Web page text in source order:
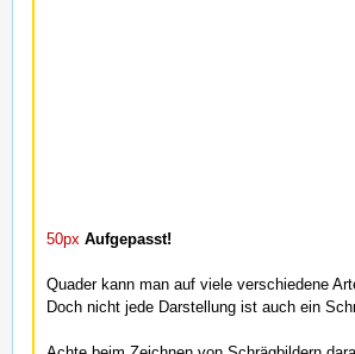
50px Aufgepasst!
Quader kann man auf viele verschiedene
Doch nicht jede Darstellung ist auch ein